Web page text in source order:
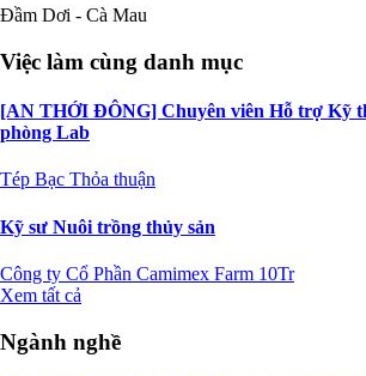
Đầm Dơi - Cà Mau
Việc làm cùng danh mục
[AN THỚI ĐÔNG] Chuyên viên Hỗ trợ Kỹ
phòng Lab
Tép Bạc Thỏa thuận
Kỹ sư Nuôi trồng thủy sản
Công ty Cổ Phần Camimex Farm 10Tr
Xem tất cả
Ngành nghề